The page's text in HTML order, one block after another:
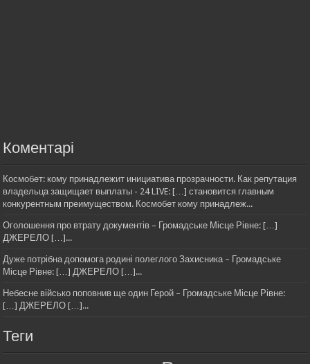
Коментарі
Космобет: кому принадлежит инициатива прозрачности. Как репутация
владельца защищает выплаты - 24 LIVE: […] становится главным
конкурентным преимуществом. Космобет кому принадлеж...
Оголошення про втрату документів – Громадське Місце Рівне: […]
ДЖЕРЕЛО […]...
Дуже потрібна допомога родині полеглого Захисника – Громадське
Місце Рівне: […] ДЖЕРЕЛО […]...
Небесне військо поповнив ще один Герой – Громадське Місце Рівне:
[…] ДЖЕРЕЛО […]...
Теги